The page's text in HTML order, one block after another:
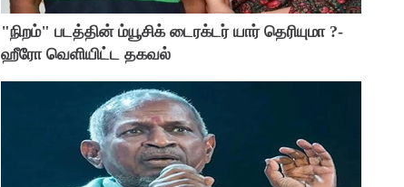
"நிறம்" படத்தின் ம்யூசிக் டைரக்டர் யார் தெரியுமா ?-
ஹீரோ வெளியிட்ட தகவல்